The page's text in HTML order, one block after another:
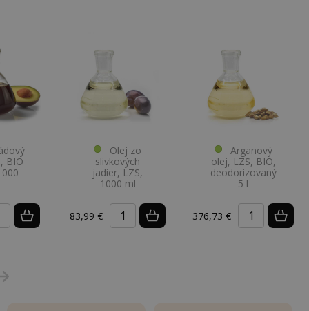
BIO
Olej zo
slivkových
jadier, LZS,
1000 ml
83,99 €
Arganový
olej, LZS, BIO,
deodorizovaný
5 l
376,73 €